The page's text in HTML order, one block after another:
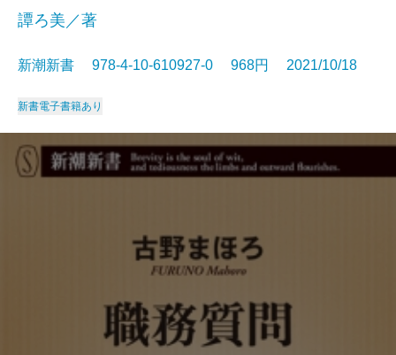
譚ろ美／著
新潮新書 978-4-10-610927-0 968円 2021/10/18
新書電子書籍あり